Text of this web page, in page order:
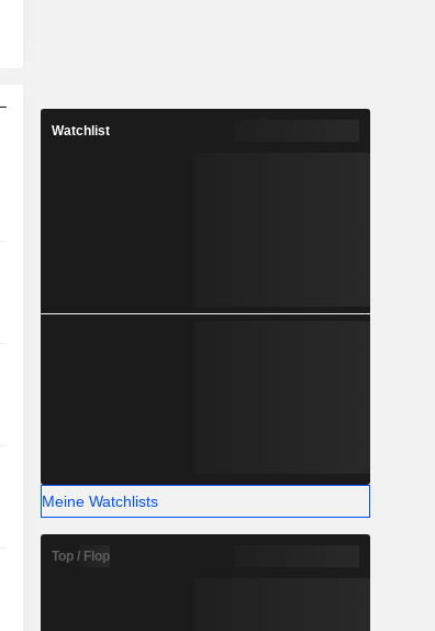
Watchlist
Meine Watchlists
Top / Flop